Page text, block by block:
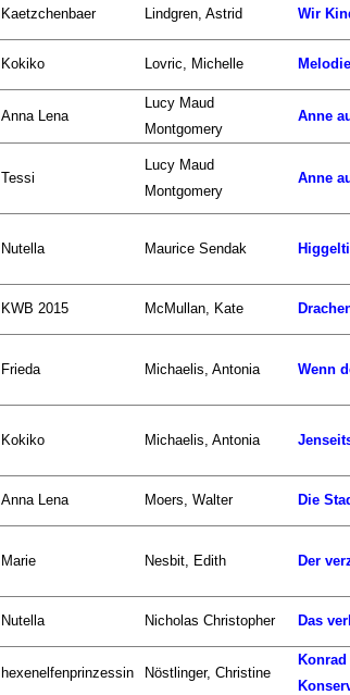
Kaetzchenbaer Lindgren, Astrid Wir
Kokiko Lovric, Michelle
Anna Lena
Lucy Maud
Montgomery
Anne
Tessi
Lucy Maud
Montgomery
Anne
Nutella Maurice Sendak
KWB 2015 McMullan, Kate
Frieda Michaelis, Antonia Wenn
Kokiko Michaelis, Antonia
Anna Lena Moers, Walter Die
Marie Nesbit, Edith Der
Nutella Nicholas Christopher Das
hexenelfenprinzessin Nöstlinger, Christine
Konrad